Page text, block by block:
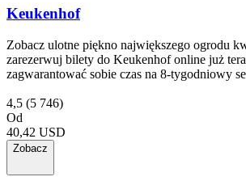
Keukenhof
Zobacz ulotne piękno największego ogrodu
zarezerwuj bilety do Keukenhof online już
zagwarantować sobie czas na 8-tygodniowy
4,5 (5 746)
Od
40,42 USD
Zobacz